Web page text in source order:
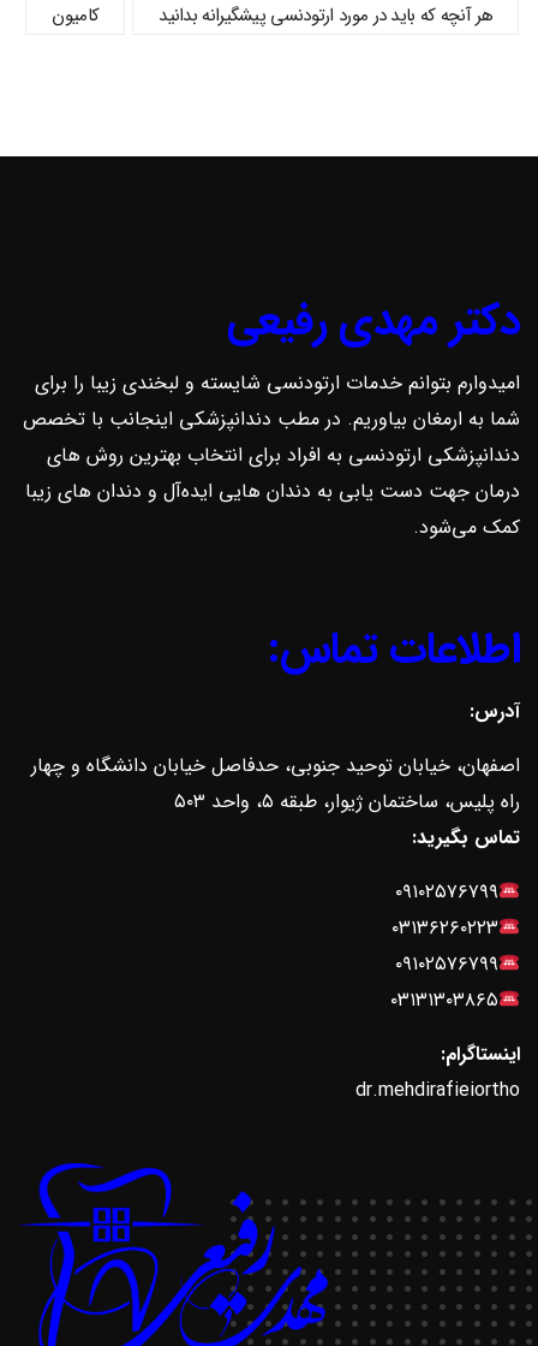
هر آنچه که باید در مورد ارتودنسی پیشگیرانه بدانید
کامیون
دکتر مهدی رفیعی
امیدوارم بتوانم خدمات ارتودنسی شایسته و لبخندی زیبا را برای
شما به ارمغان بیاوریم. در مطب دندانپزشکی اینجانب با تخصص
دندانپزشکی ارتودنسی به افراد برای انتخاب بهترین روش ‌های
درمان جهت دست یابی به دندان هایی ایده‌آل و دندان های زیبا
کمک می‌شود.
اطلاعات تماس:
آدرس:
اصفهان، خیابان توحید جنوبی، حدفاصل خیابان دانشگاه و چهار
راه پلیس، ساختمان ژیوار، طبقه ۵، واحد ۵۰۳
تماس بگیرید:
۰۹۱۰۲۵۷۶۷۹۹
۰۳۱۳۶۲۶۰۲۲۳
۰۹۱۰۲۵۷۶۷۹۹
۰۳۱۳۱۳۰۳۸۶۵
اینستاگرام:
dr.mehdirafieiortho